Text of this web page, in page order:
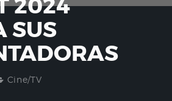
2024
SUS
Cine/TV